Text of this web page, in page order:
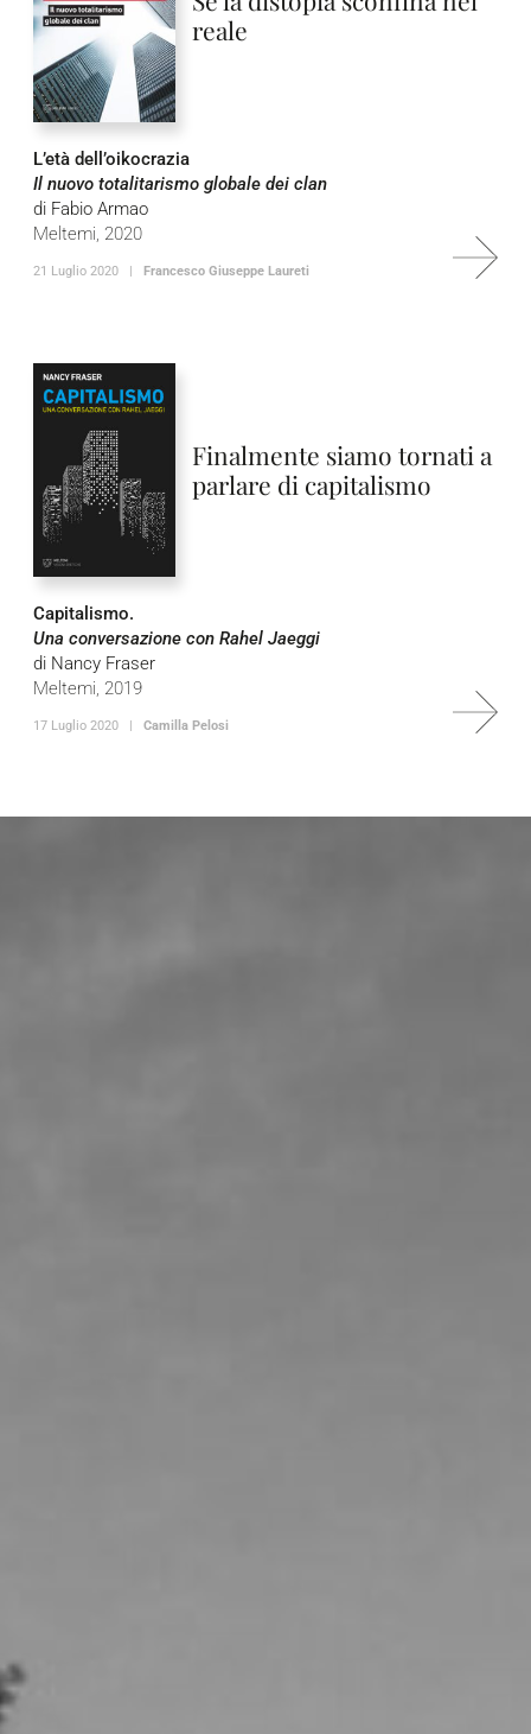
reale
L’età dell’oikocrazia
Il nuovo totalitarismo globale dei clan
di Fabio Armao
Meltemi, 2020
21 Luglio 2020 | Francesco Giuseppe Laureti
Finalmente siamo tornati a
parlare di capitalismo
Capitalismo.
Una conversazione con Rahel Jaeggi
di Nancy Fraser
Meltemi, 2019
17 Luglio 2020 | Camilla Pelosi